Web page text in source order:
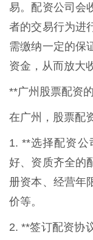
易。配资公司会
者的交易行为进
需缴纳一定的保
资金，从而放大
**广州股票配资
在广州，股票配
1. **选择配资公
好、资质齐全的
册资本、经营年
价等。
2. **签订配资协